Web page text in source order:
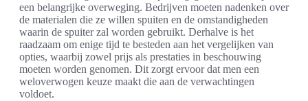
een belangrijke overweging. Bedrijven moeten nadenken over
de materialen die ze willen spuiten en de omstandigheden
waarin de spuiter zal worden gebruikt. Derhalve is het
raadzaam om enige tijd te besteden aan het vergelijken van
opties, waarbij zowel prijs als prestaties in beschouwing
moeten worden genomen. Dit zorgt ervoor dat men een
weloverwogen keuze maakt die aan de verwachtingen
voldoet.